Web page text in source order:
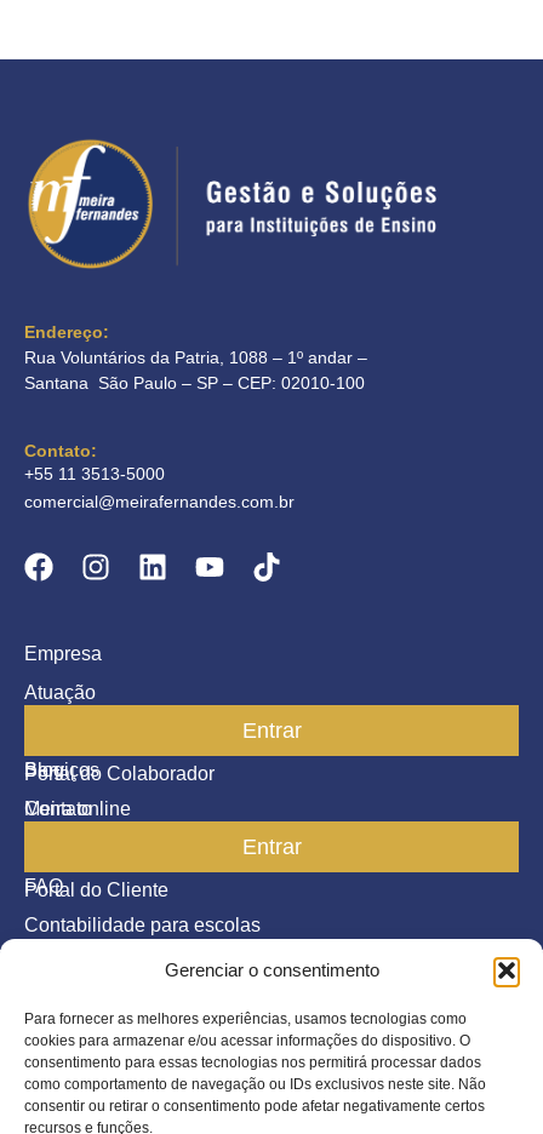
Gerenciar o consentimento
Para fornecer as melhores experiências, usamos tecnologias como
cookies para armazenar e/ou acessar informações do dispositivo. O
consentimento para essas tecnologias nos permitirá processar dados
como comportamento de navegação ou IDs exclusivos neste site. Não
consentir ou retirar o consentimento pode afetar negativamente certos
recursos e funções.
Endereço:
Rua Voluntários da Patria, 1088 – 1º andar –
Santana São Paulo – SP – CEP: 02010-100
Contato:
+55 11 3513-5000
comercial@meirafernandes.com.br
Empresa
Atuação
Blog
Contato
Portal do Colaborador
Entrar
Serviços
Meira online
FAQ
Contabilidade para escolas
Portal do Cliente
Entrar
©2026 Todos os direitos reservados.
Política de Privacidade